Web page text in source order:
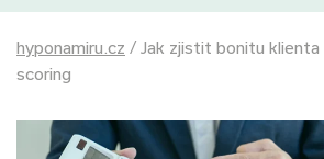
hyponamiru.cz / Jak zjistit bonitu klienta
scoring